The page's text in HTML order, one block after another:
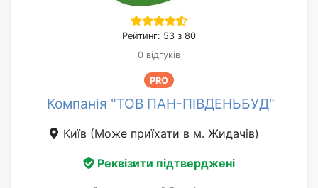
Рейтинг: 53 з 80
0 відгуків
PRO
Компанія "ТОВ ПАН-ПІВДЕНЬБУД"
Київ (Може приїхати в м. Жидачів)
Реквізити підтверджені